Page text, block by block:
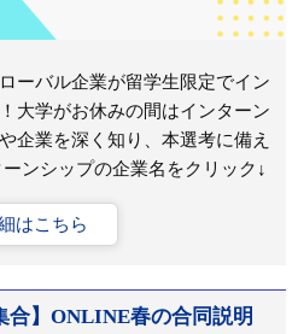
ーバル企業が留学生限定でイン
大学がお休みの間はインターン
企業を深く知り、本選考に備え
ンシップの企業名をクリック↓
はこちら
合】ONLINE春の合同説明